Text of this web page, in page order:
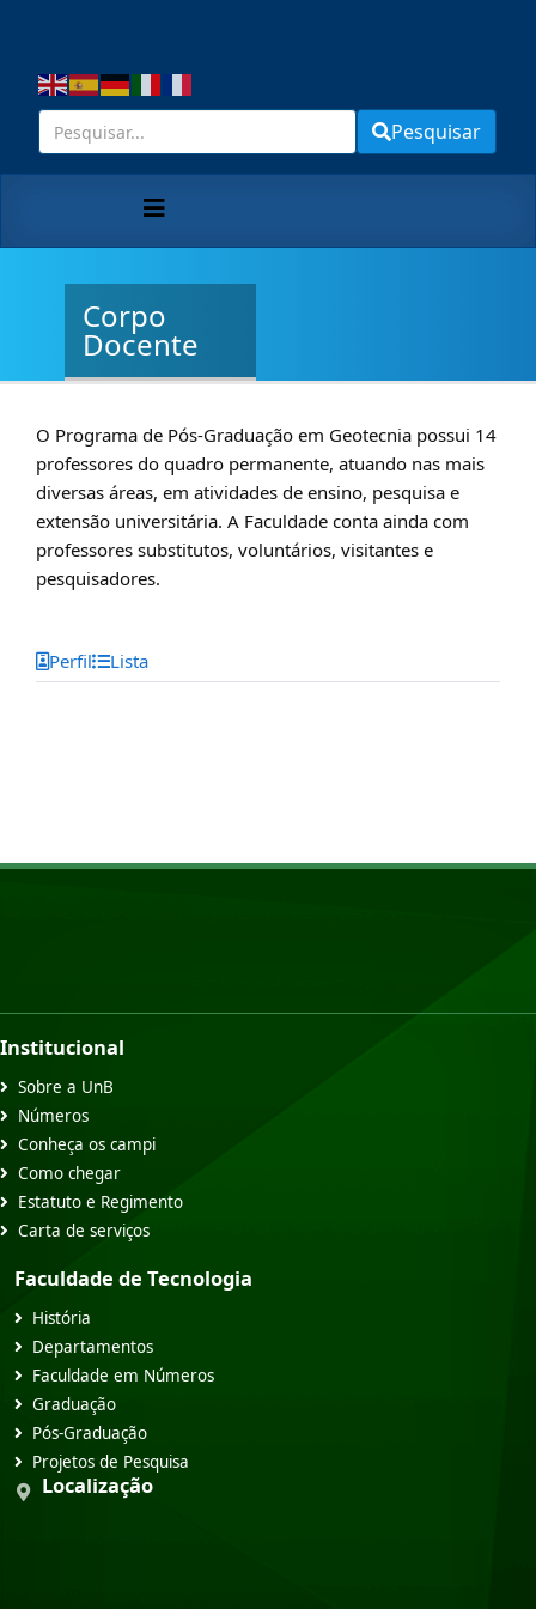
Pesquisar
Corpo
Docente
O Programa de Pós-Graduação em Geotecnia possui 14
professores do quadro permanente, atuando nas mais
diversas áreas, em atividades de ensino, pesquisa e
extensão universitária. A Faculdade conta ainda com
professores substitutos, voluntários, visitantes e
pesquisadores.
Perfil Lista
Institucional
Sobre a UnB
Números
Conheça os campi
Como chegar
Estatuto e Regimento
Carta de serviços
Faculdade de Tecnologia
História
Departamentos
Faculdade em Números
Graduação
Pós-Graduação
Projetos de Pesquisa
Localização